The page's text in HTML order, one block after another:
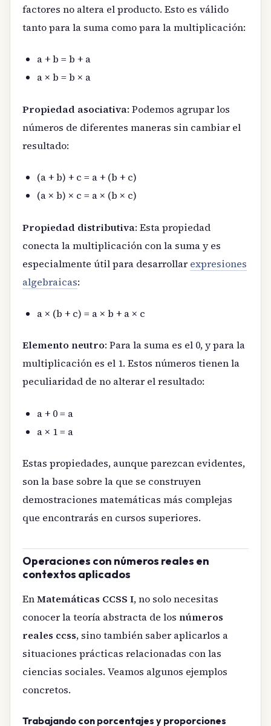
factores no altera el producto. Esto es válido
tanto para la suma como para la multiplicación:
a + b = b + a
a × b = b × a
Propiedad asociativa: Podemos agrupar los
números de diferentes maneras sin cambiar el
resultado:
(a + b) + c = a + (b + c)
(a × b) × c = a × (b × c)
Propiedad distributiva: Esta propiedad
conecta la multiplicación con la suma y es
especialmente útil para desarrollar expresiones
algebraicas:
a × (b + c) = a × b + a × c
Elemento neutro: Para la suma es el 0, y para la
multiplicación es el 1. Estos números tienen la
peculiaridad de no alterar el resultado:
a + 0 = a
a × 1 = a
Estas propiedades, aunque parezcan evidentes,
son la base sobre la que se construyen
demostraciones matemáticas más complejas
que encontrarás en cursos superiores.
Operaciones con números reales en
contextos aplicados
EnMatemáticas CCSS I, no solo necesitas
conocer la teoría abstracta de los números
reales ccss, sino también saber aplicarlos a
situaciones prácticas relacionadas con las
ciencias sociales. Veamos algunos ejemplos
concretos.
Trabajando con porcentajes y proporciones